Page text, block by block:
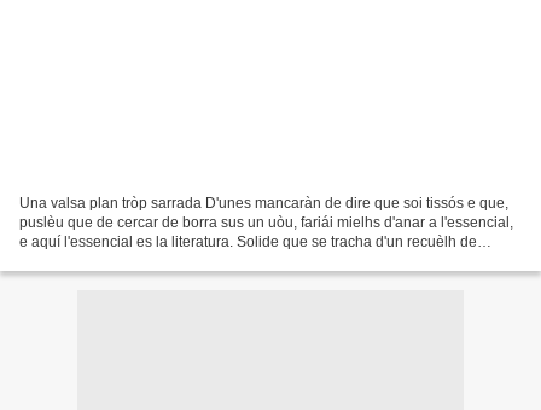
Una valsa plan tròp sarrada D'unes mancaràn de dire que soi tissós e que,
puslèu que de cercar de borra sus un uòu, fariái mielhs d'anar a l'essencial,
e aquí l'essencial es la literatura. Solide que se tracha d'un recuèlh de